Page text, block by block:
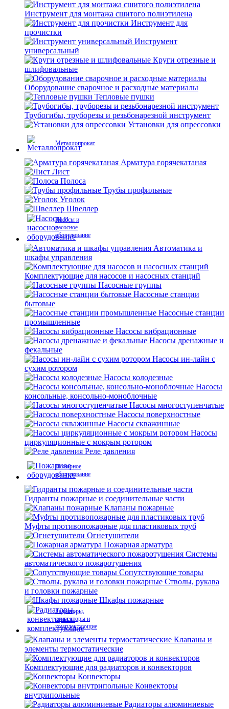
Инструмент для монтажа сшитого полиэтилена
Инструмент для
прочистки
Инструмент
универсальный
Круги отрезные и
шлифовальные
Оборудование сварочное и расходные материалы
Тепловые пушки
Трубогибы, труборезы и резьбонарезной инструмент
Установки для опрессовки
Металлопрокат
Арматура горячекатаная
Лист
Полоса
Трубы профильные
Уголок
Швеллер
Насосы и
насосное
оборудование
Автоматика и
шкафы управления
Комплектующие для насосов и насосных станций
Насосные группы
Насосные станции
бытовые
Насосные станции
промышленные
Насосы вибрационные
Насосы дренажные и
фекальные
Насосы ин-лайн с
сухим ротором
Насосы колодезные
Насосы
консольные, консольно-моноблочные
Насосы многоступенчатые
Насосы поверхностные
Насосы скважинные
Насосы
циркуляционные с мокрым ротором
Реле давления
Пожарное
оборудование
Гидранты пожарные и соединительные части
Клапаны пожарные
Муфты противопожарные для пластиковых труб
Огнетушители
Пожарная арматура
Системы
автоматического пожаротушения
Сопутствующие товары
Стволы, рукава
и головки пожарные
Шкафы пожарные
Радиаторы,
конвекторы и
комплектующие
Клапаны и
элементы термостатические
Комплектующие для радиаторов и конвекторов
Конвекторы
Конвекторы
внутрипольные
Радиаторы алюминиевые